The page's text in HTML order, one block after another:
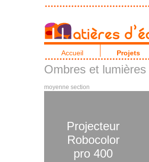
Accueil Projets
Ombres et lumières
moyenne section
Projecteur
Robocolor
pro 400